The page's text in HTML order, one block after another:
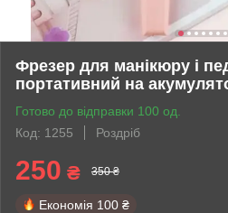
Фрезер для манікюру і
портативний на
Готово до відправки 100 од.
Код: 1255
Роздріб
250 ₴ 350 ₴
Економія 100 ₴